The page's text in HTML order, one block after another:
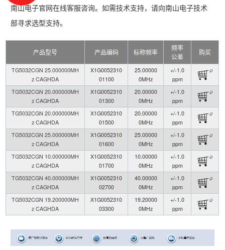
南山电子官网在线客服咨询。如需技术支持，请向南山电子技术
部寻求选型支持。
产品型号 产品编码 标称频率
频率
公差
购买
TG5032CGN 25.000000MH
z CAGHDA
X1G0052310
01100
25.00000
0MHz
+/-1.0
ppm
TG5032CGN 20.000000MH
z CAGHDA
X1G0052310
01300
20.00000
0MHz
+/-1.0
ppm
TG5032CGN 20.000000MH
z CAGHDA
X1G0052310
01500
20.00000
0MHz
+/-1.0
ppm
TG5032CGN 25.000000MH
z CAGHDA
X1G0052310
01600
25.00000
0MHz
+/-1.0
ppm
TG5032CGN 10.000000MH
z CAGHDA
X1G0052310
01700
10.00000
0MHz
+/-1.0
ppm
TG5032CGN 40.000000MH
z CAGHDA
X1G0052310
02700
40.00000
0MHz
+/-1.0
ppm
TG5032CGN 19.200000MH
z CAGHDA
X1G0052310
03300
19.20000
0MHz
+/-1.0
ppm